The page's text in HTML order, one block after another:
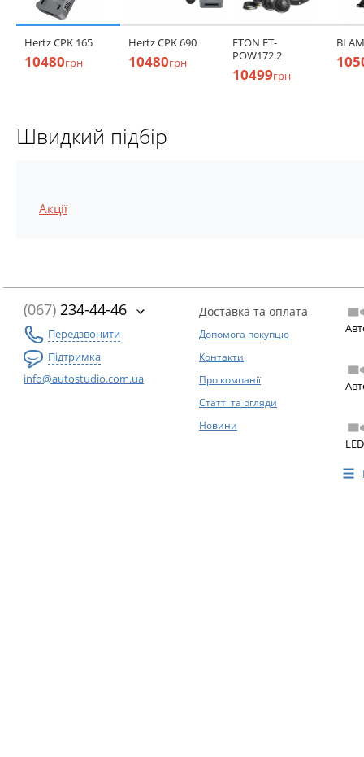
Hertz CPK 165
10480грн
Hertz CPK 690
10480грн
ETON ET-
POW172.2
10499грн
Швидкий підбір
Акції
(067) 234-44-46
Передзвонити
Підтримка
info@autostudio.com.ua
Доставка та оплата
Допомога покупцю
Контакти
Про компанії
Статті та огляди
Новини